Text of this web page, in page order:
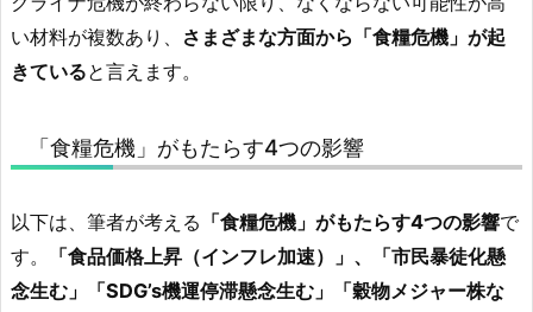
い材料が複数あり、 さまざまな方面から「食糧危機」が起
きていると言えます。
「食糧危機」がもたらす4つの影響
以下は、筆者が考える 「食糧危機」がもたらす4つの影響で
す。
「食品価格上昇（インフレ加速）」、「市民暴徒化懸
念生む」「SDG’s機運停滞懸念生む」「穀物メジャー株な